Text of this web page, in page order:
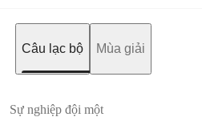
Câu lạc bộ Mùa giải
Sự nghiệp đội một